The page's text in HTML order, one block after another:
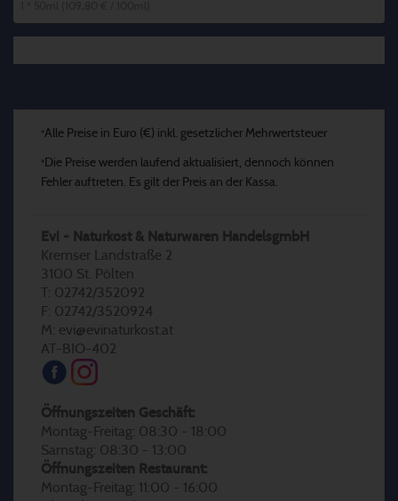
*Alle Preise in Euro (€) inkl. gesetzlicher Mehrwertsteuer
* Die Preise werden laufend aktualisiert, dennoch können
Fehler auftreten. Es gilt der Preis an der Kassa.
Evi - Naturkost & Naturwaren HandelsgmbH
Kremser Landstraße 2
3100 St. Pölten
T: 02742/352092
F: 02742/3520924
M: evi@evinaturkost.at
AT-BIO-402
Öffnungszeiten Geschäft:
Montag-Freitag: 08:30 - 18:00
Samstag: 08:30 - 13:00
Öffnungszeiten Restaurant:
Montag-Freitag: 11:00 - 16:00